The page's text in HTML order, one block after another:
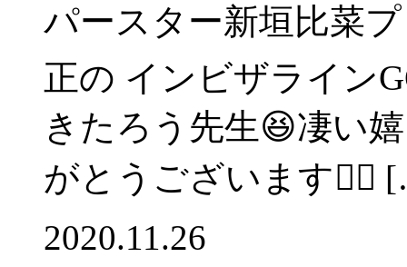
パースター新垣比菜
正の インビザライン
きたろう先生😆凄い
がとうございます🙇‍♀️
2020.11.26